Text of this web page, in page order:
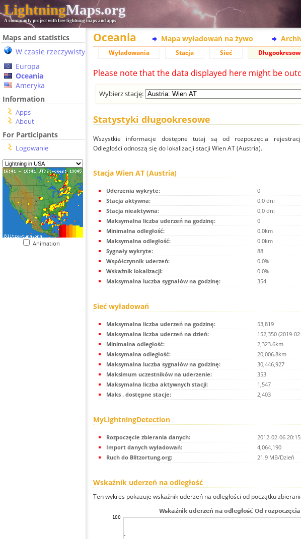
LightningMaps.org
A community project with free lightning maps and apps
Maps and statistics
W czasie rzeczywistym
Europa
Oceania
Ameryka
Information
Apps
About
For Participants
Logowanie
Animation
Oceania Mapa wyładowań na żywo
Wyładowania Stacja Sieć
Please note that the data displayed here might be
Wybierz stację:
Statystyki długookresowe
Wszystkie informacje dostępne tutaj są od rozpoczęcia rejestracji
Odległości odnoszą się do lokalizacji stacji Wien AT (Austria).
Stacja Wien AT (Austria)
Uderzenia wykryte:
0
Stacja aktywna:
0.0 dni
Stacja nieaktywna:
0.0 dni
Maksymalna liczba uderzeń na godzinę:
0
Minimalna odległość:
0.0km
Maksymalna odległość:
0.0km
Sygnały wykryte:
88
Współczynnik uderzeń:
0.0%
Wskaźnik lokalizacji:
0.0%
Maksymalna luczba sygnałów na godzinę:
354
Sieć wyładowań
Maksymalna liczba uderzeń na godzinę:
53,819
Maksymalna liczba uderzeń na dzień:
152,350 (2019-
Minimalna odległość:
2,323.6km
Maksymalna odległość:
20,006.8km
Maksymalna luczba sygnałów na godzinę:
30,446,927
Maksimum uczestników na uderzenie:
353
Maksymalna liczba aktywnych stacji:
1,547
Maks . dostępne stacje:
2,403
MyLightningDetection
Rozpoczęcie zbierania danych:
2012-02-06
Import danych wyładowań:
4,064,190
Ruch do Blitzortung.org:
21.9 MB/Dzień
Wskaźnik uderzeń na odległość
Ten wykres pokazuje wskaźnik uderzeń na odległości od początku